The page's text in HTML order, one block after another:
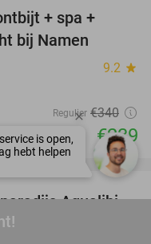
+ spa +
bij Namen
9.2 star
Regulier €340
€239
25%
favorite_border
Aqualibi